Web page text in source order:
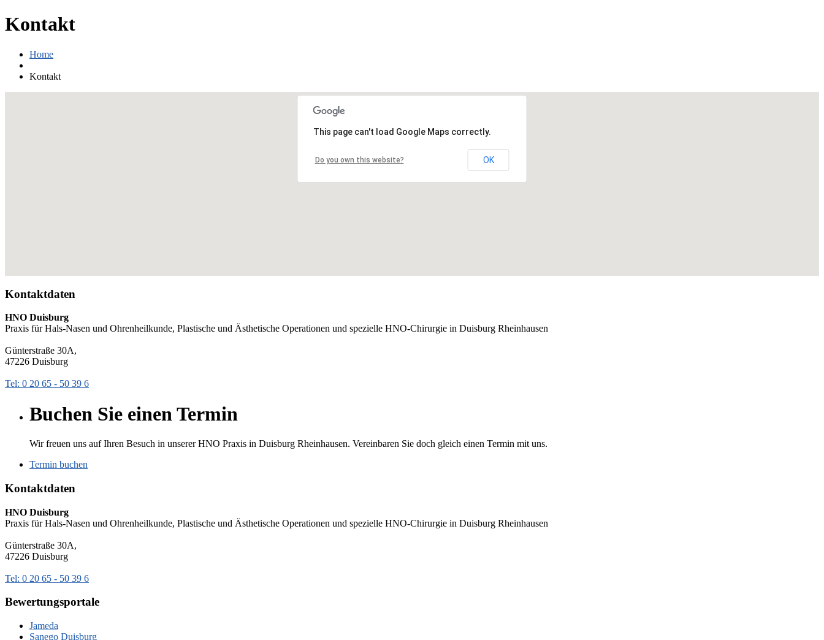
Kontakt
Home
Kontakt
This page can't load Google Maps correctly.
Do you own this website? OK
Kontaktdaten
HNO Duisburg
Praxis für Hals-Nasen und Ohrenheilkunde, Plastische und Ästhetische Operationen und spezielle HNO-Chirurgie in Duisburg Rheinhausen
Günterstraße 30A,
47226 Duisburg
Tel: 0 20 65 - 50 39 6
Buchen Sie einen Termin
Wir freuen uns auf Ihren Besuch in unserer HNO Praxis in Duisburg Rheinhausen. Vereinbaren Sie doch gleich einen Termin mit uns.
Termin buchen
Kontaktdaten
HNO Duisburg
Praxis für Hals-Nasen und Ohrenheilkunde, Plastische und Ästhetische Operationen und spezielle HNO-Chirurgie in Duisburg Rheinhausen
Günterstraße 30A,
47226 Duisburg
Tel: 0 20 65 - 50 39 6
Bewertungsportale
Jameda
Sanego Duisburg